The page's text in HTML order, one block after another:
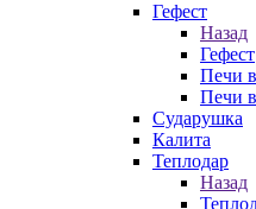
Гефест
Назад
Гефест
Печи
Печи
Сударушка
Калита
Теплодар
Назад